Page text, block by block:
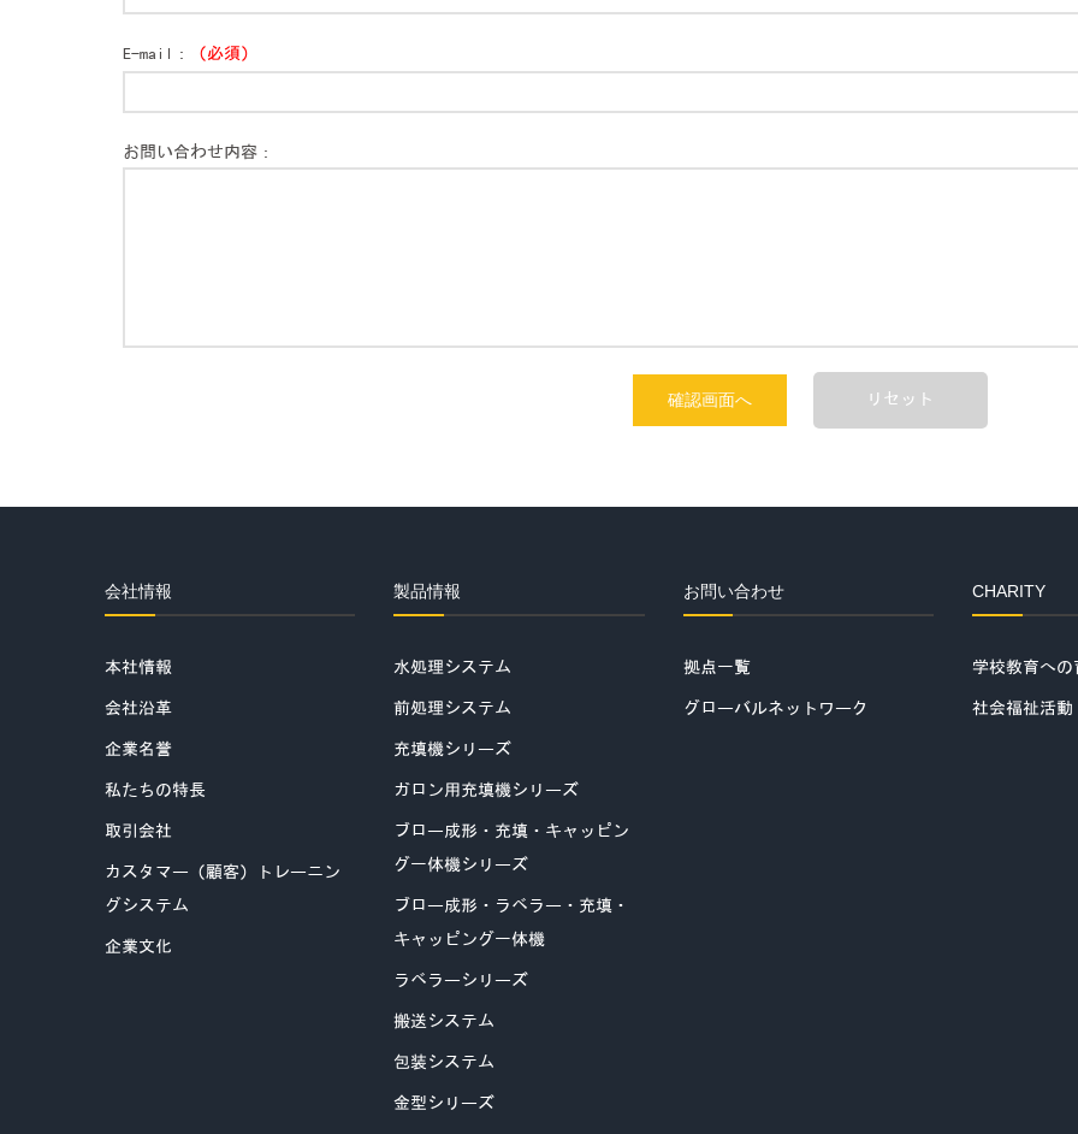
empty.
E-mail：
（必須）
leave
this
field
お問い合わせ内容：
リセット
会社情報
本社情報
会社沿革
企業名誉
私たちの特長
取引会社
カスタマー（顧客）トレーニン
グシステム
企業文化
製品情報
水処理システム
前処理システム
充填機シリーズ
ガロン用充填機シリーズ
ブロー成形・充填・キャッピン
グ一体機シリーズ
ブロー成形・ラベラー・充填・
キャッピング一体機
ラベラーシリーズ
搬送システム
包装システム
金型シリーズ
お問い合わせ
拠点一覧
グローバルネットワーク
CHARITY
学校教育への
社会福祉活動